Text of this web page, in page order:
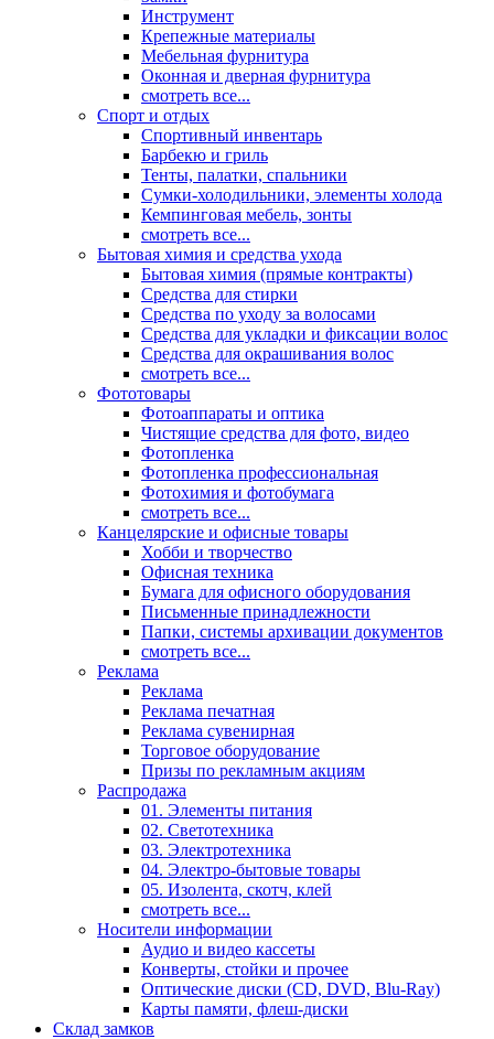
Инструмент
Крепежные материалы
Мебельная фурнитура
Оконная и дверная фурнитура
смотреть все...
Спорт и отдых
Спортивный инвентарь
Барбекю и гриль
Тенты, палатки, спальники
Сумки-холодильники, элементы холода
Кемпинговая мебель, зонты
смотреть все...
Бытовая химия и средства ухода
Бытовая химия (прямые контракты)
Средства для стирки
Средства по уходу за волосами
Средства для укладки и фиксации волос
Средства для окрашивания волос
смотреть все...
Фототовары
Фотоаппараты и оптика
Чистящие средства для фото, видео
Фотопленка
Фотопленка профессиональная
Фотохимия и фотобумага
смотреть все...
Канцелярские и офисные товары
Хобби и творчество
Офисная техника
Бумага для офисного оборудования
Письменные принадлежности
Папки, системы архивации документов
смотреть все...
Реклама
Реклама
Реклама печатная
Реклама сувенирная
Торговое оборудование
Призы по рекламным акциям
Распродажа
01. Элементы питания
02. Светотехника
03. Электротехника
04. Электро-бытовые товары
05. Изолента, скотч, клей
смотреть все...
Носители информации
Аудио и видео кассеты
Конверты, стойки и прочее
Оптические диски (CD, DVD, Blu-Ray)
Карты памяти, флеш-диски
Склад замков